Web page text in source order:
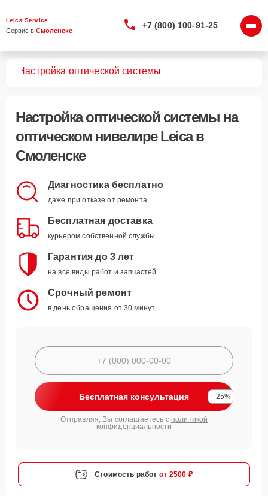
Leica Service
Сервис в Смоленске
+7 (800) 100-91-25
Настройка оптической системы
Настройка оптической системы на
оптическом нивелире Leica в
Смоленске
Диагностика бесплатно
даже при отказе от ремонта
Бесплатная доставка
курьером собственной службы
Гарантия до 3 лет
на все виды работ и запчастей
Срочный ремонт
в день обращения от 30 минут
Бесплатная консультация -25%
Отправляя, Вы соглашаетесь с политикой
конфиденциальности
Стоимость работ от 2500 ₽